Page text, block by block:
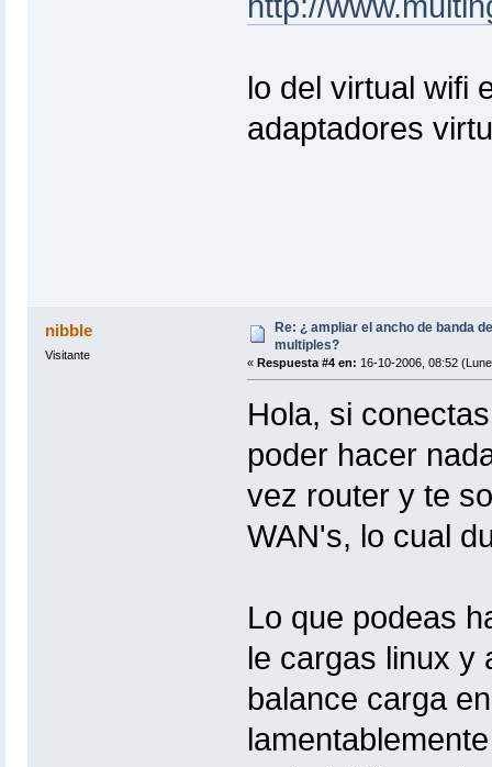
lo del virtual wifi
adaptadores
nibble
Visitante
Re: ¿ ampliar el ancho de banda
multiples?
« Respuesta #4 en: 16-10-2006, 08:52
Hola, si
poder hacer
vez router y te
WAN's, lo cual
Lo que podeas
le cargas linux y
balance carga